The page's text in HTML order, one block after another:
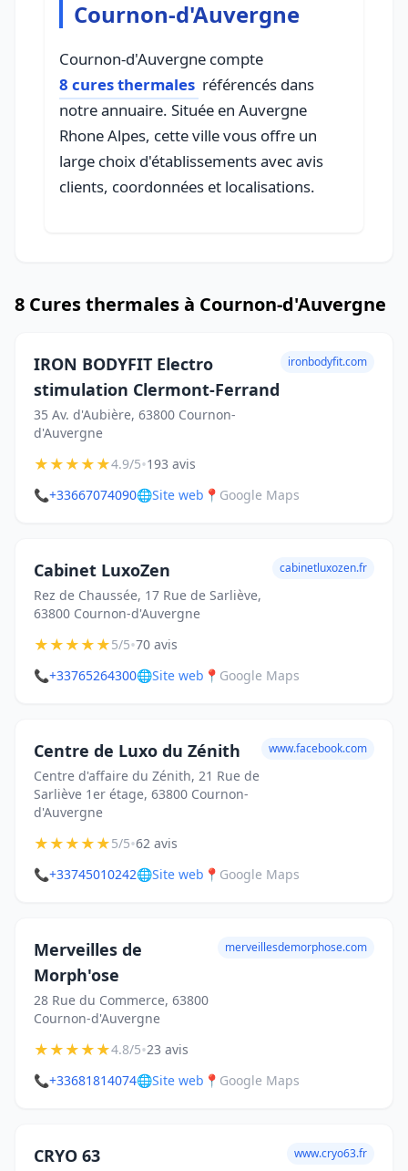
Cournon-d'Auvergne
Cournon-d'Auvergne compte
8 cures thermales référencés dans
notre annuaire. Située en Auvergne
Rhone Alpes, cette ville vous offre un
large choix d'établissements avec avis
clients, coordonnées et localisations.
8 Cures thermales à Cournon-d'Auvergne
IRON BODYFIT Electro
stimulation Clermont-Ferrand
35 Av. d'Aubière, 63800 Cournon-
d'Auvergne
ironbodyfit.com
★★★★★4.9/5•193 avis
📞+33667074090🌐Site web 📍 Google Maps
Cabinet LuxoZen
Rez de Chaussée, 17 Rue de Sarliève,
63800 Cournon-d'Auvergne
cabinetluxozen.fr
★★★★★5/5•70 avis
📞+33765264300🌐Site web 📍 Google Maps
Centre de Luxo du Zénith
Centre d'affaire du Zénith, 21 Rue de
Sarliève 1er étage, 63800 Cournon-
d'Auvergne
www.facebook.com
★★★★★5/5•62 avis
📞+33745010242🌐Site web 📍 Google Maps
Merveilles de
Morph'ose
28 Rue du Commerce, 63800
Cournon-d'Auvergne
merveillesdemorphose.com
★★★★★4.8/5•23 avis
📞+33681814074🌐Site web 📍 Google Maps
CRYO 63 www.cryo63.fr